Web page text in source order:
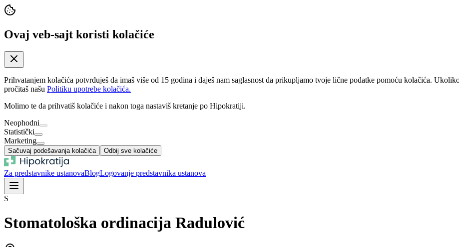
Ovaj veb-sajt koristi kolačiće
Prihvatanjem kolačića potvrđuješ da imaš više od 15 godina i daješ nam saglasnost da prikupljamo tvoje lične podatke pomoću kolačića.
pročitaš našu Politiku upotrebe kolačića.
Molimo te da prihvatiš kolačiće i nakon toga nastaviš kretanje po Hipokratiji.
Neophodni
Statistički
Marketing
Sačuvaj podešavanja kolačića Odbij sve kolačiće
Za predstavnike ustanovaBlogLogovanje predstavnika ustanova
S
Stomatološka ordinacija Radulović